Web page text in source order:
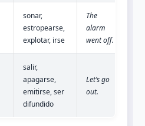
sonar,
estropearse,
explotar, irse
The
alarm
went off.
salir,
apagarse,
emitirse, ser
difundido
Let’s go
out.